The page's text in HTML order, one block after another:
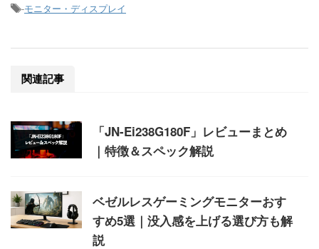
-モニター・ディスプレイ
関連記事
「JN-Ei238G180F」レビューまとめ
｜特徴＆スペック解説
ベゼルレスゲーミングモニターおす
すめ5選｜没入感を上げる選び方も解
説